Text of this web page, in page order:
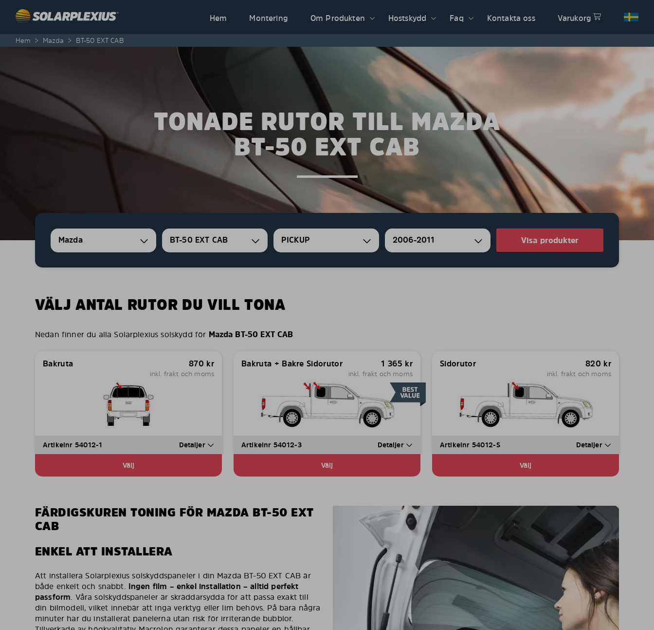
Hem
Montering Om Produkten Hostskydd Faq Kontakta oss Varukorg
Hem > Mazda > BT-50 EXT CAB
TONADE RUTOR TILL MAZDA
BT-50 EXT CAB
Mazda BT-50 EXT CAB PICKUP 2006-2011 Visa produkter
VÄLJ ANTAL RUTOR DU VILL TONA
Nedan finner du alla Solarplexius solskydd för Mazda BT-50 EXT CAB
Bakruta 870 kr
inkl. frakt och moms
Artikelnr 54012-1 Detaljer
Välj
Bakruta + Bakre Sidorutor 1 365 kr
inkl. frakt och moms
Artikelnr 54012-3 Detaljer
Välj
Sidorutor 820 kr
inkl. frakt och moms
Artikelnr 54012-S Detaljer
Välj
FÄRDIGSKUREN TONING FÖR MAZDA BT-50 EXT
CAB
ENKEL ATT INSTALLERA
Att installera Solarplexius solskyddspaneler i din Mazda BT-50 EXT CAB är
både enkelt och snabbt. Ingen film – enkel installation – alltid perfekt
passform. Våra solskyddspaneler är skräddarsydda för att passa exakt till
din bilmodell, vilket innebär att inga verktyg eller lim behövs. På bara några
minuter har du installerat panelerna utan risk för irriterande bubblor.